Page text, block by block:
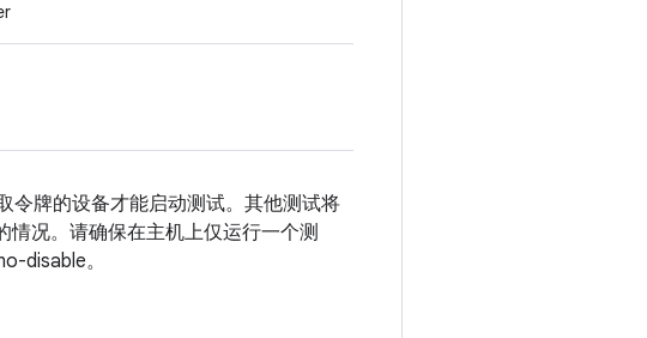
令牌的设备才能启动测试。其他测试将
况。请确保在主机上仅运行一个测
disable。